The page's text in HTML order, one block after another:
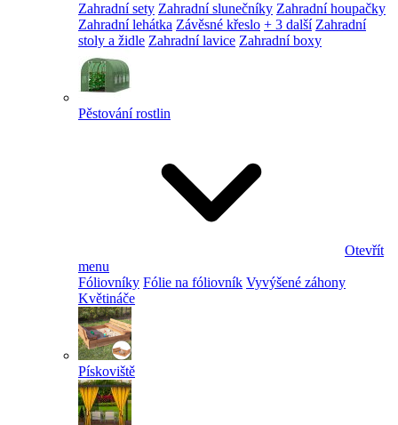
Zahradní sety Zahradní slunečníky Zahradní houpačky
Zahradní lehátka Závěsné křeslo + 3 další Zahradní
stoly a židle Zahradní lavice Zahradní boxy
Pěstování rostlin
Otevřít
menu
Fóliovníky Fólie na fóliovník Vyvýšené záhony
Květináče
Pískoviště